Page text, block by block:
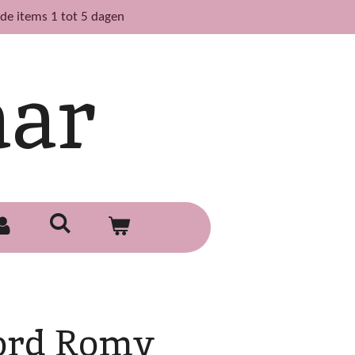
items 1 tot 5 dagen
Romy